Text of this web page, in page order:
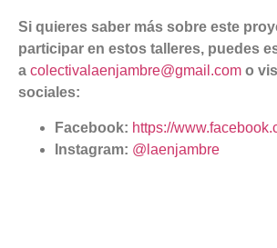
Si quieres saber más sobre este
participar en estos talleres, puedes
a colectivalaenjambre@gmail.com o
sociales:
Facebook: https://
Instagram: @laenjambre